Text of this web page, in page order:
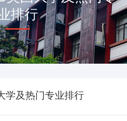
排行
学及热门专业排行